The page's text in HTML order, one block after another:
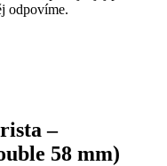
odpovíme.
–
58 mm)